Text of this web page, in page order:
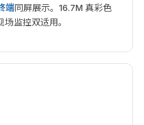
端同屏展示。16.7M 真彩色
监控双适用。